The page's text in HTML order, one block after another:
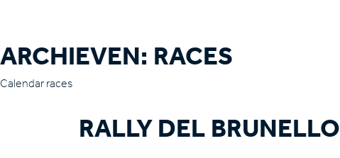
ARCHIEVEN: RACES
Calendar races
RALLY DEL BRUNELLO